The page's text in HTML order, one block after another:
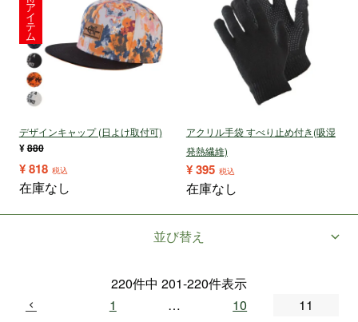
ア
イ
テ
ム
デザインキャップ (日よけ取付可)
¥880
¥818 税込
在庫なし
アクリル手袋 すべり止め付き(吸湿
発熱繊維)
¥395 税込
在庫なし
並び替え
220件中 201-220件表示
1
… 10 11